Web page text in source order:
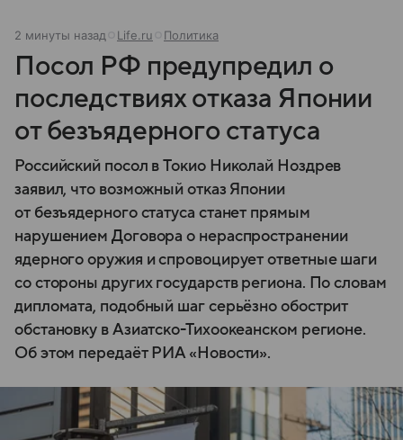
2 минуты назад Life.ru Политика
Посол РФ предупредил о
последствиях отказа Японии
от безъядерного статуса
Российский посол в Токио Николай Ноздрев
заявил, что возможный отказ Японии
от безъядерного статуса станет прямым
нарушением Договора о нераспространении
ядерного оружия и спровоцирует ответные шаги
со стороны других государств региона. По словам
дипломата, подобный шаг серьёзно обострит
обстановку в Азиатско-Тихоокеанском регионе.
Об этом передаёт РИА «Новости».